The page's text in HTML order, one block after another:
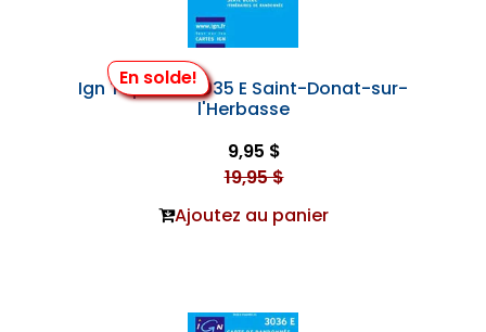
En solde!
Ign Top 25 #3035 E Saint-Donat-sur-
l'Herbasse
9,95 $
19,95 $
Ajoutez au panier